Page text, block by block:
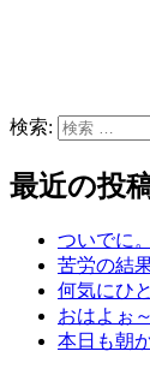
検索:
最近の投
ついでに
苦労の結
何気にひ
おはよぉ
本日も朝